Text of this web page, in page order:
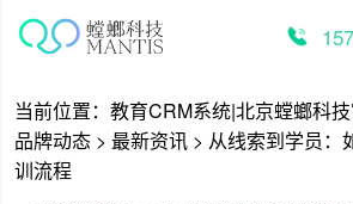
当前位置： 教育CRM系统|北京螳螂科
品牌动态 > 最新资讯 > 从线索到学员：
训流程